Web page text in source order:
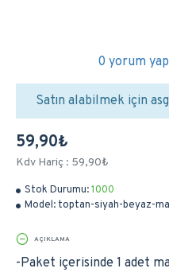
Stok Durumu:1000
Model: toptan-siyah-beyaz-
0 yorum
59,90₺
Kdv Hariç : 59,90₺
Satın alabilmek için
AÇIKLAMA
-Paket içerisinde 1 adet